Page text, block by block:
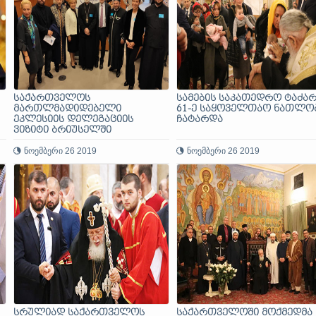
საქართველოს
მართლმადიდებელი
ეკლესიის დელეგაციის
ვიზიტი ბრიუსელში
ნოემბერი 26 2019
სამების საკათედრო
61-ე საყოველთაო
ჩატარდა
ნოემბერი 26 2019
სრულიად საქართველოს
საქართველოში მოქმედმა